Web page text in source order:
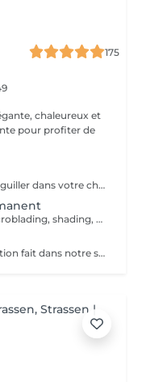
175
pour profiter de
Le rendez-vous conseil servira à vous aiguiller dans votre choix, confirmer vos souhaits et vous accompagner dans cette démarche, notamment sur le maquillage permanent.
Maquillage permanent des sourcil , microblading, shading, powder ou mixte . Avant de prendre cette prestation il est impératif de prendre un rdv conseil .
Unique pour les retouche de pigmentation fait dans notre shop Wink. Pour les service exécuter dans un autre institut prendre un rdv conseille.